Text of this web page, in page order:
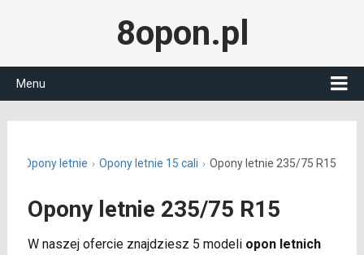
8opon.pl
Menu
Opony letnie Opony letnie 15 cali Opony letnie 235/75 R15
Opony letnie 235/75 R15
W naszej ofercie znajdziesz 5 modeli opon letnich